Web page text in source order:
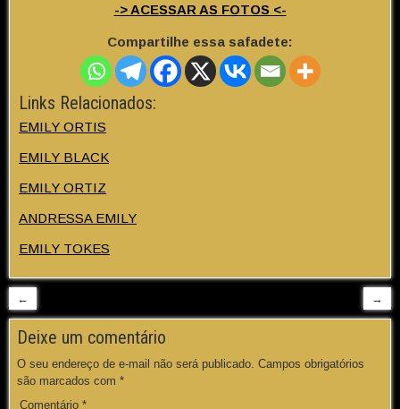
-> ACESSAR AS FOTOS <-
Compartilhe essa safadete:
Links Relacionados:
EMILY ORTIS
EMILY BLACK
EMILY ORTIZ
ANDRESSA EMILY
EMILY TOKES
← →
Deixe um comentário
O seu endereço de e-mail não será publicado. Campos obrigatórios
são marcados com *
Comentário *